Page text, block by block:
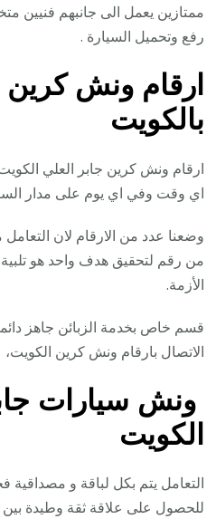
ممتازين يعمل الى جانبهم
رفع وتحميل السيارة .
ارقام ونش كرين
بالكويت
ارقام ونش كرين جابر العلي
اي وقت وفي اي يوم على مدار
وضعنا عدد من الارقام لان
من رقم لتحقيق هدف واحد هو
الأزمة.
قسم خاص بخدمة الزبائن جاهز
الاتصال بارقام ونش كرين الكويت،
ونش سيارات
الكويت
التعامل يتم بكل لباقة و مصداقية
للحصول على علاقة ثقة وطيدة بين